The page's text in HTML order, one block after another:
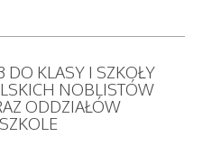
DO KLASY I SZKOŁY
NOBLISTÓW
ODDZIAŁÓW